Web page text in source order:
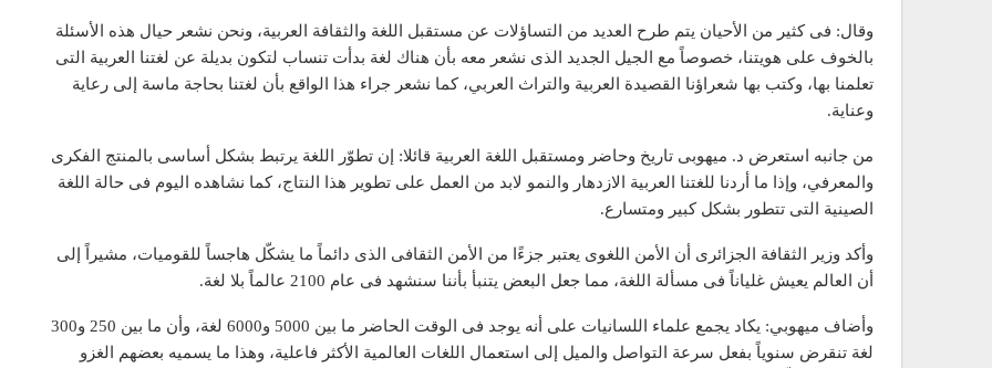
وقال: فى كثير من الأحيان يتم طرح العديد من التساؤلات عن مستقبل اللغة والثقافة العربية، ونحن نشعر حيال هذه الأسئلة
بالخوف على هويتنا، خصوصاً مع الجيل الجديد الذى نشعر معه بأن هناك لغة بدأت تنساب لتكون بديلة عن لغتنا العربية التى
تعلمنا بها، وكتب بها شعراؤنا القصيدة العربية والتراث العربي، كما نشعر جراء هذا الواقع بأن لغتنا بحاجة ماسة إلى رعاية
وعناية.
من جانبه استعرض د. ميهوبى تاريخ وحاضر ومستقبل اللغة العربية قائلا: إن تطوّر اللغة يرتبط بشكل أساسى بالمنتج الفكرى
والمعرفي، وإذا ما أردنا للغتنا العربية الازدهار والنمو لابد من العمل على تطوير هذا النتاج، كما نشاهده اليوم فى حالة اللغة
الصينية التى تتطور بشكل كبير ومتسارع.
وأكد وزير الثقافة الجزائرى أن الأمن اللغوى يعتبر جزءًا من الأمن الثقافى الذى دائماً ما يشكّل هاجساً للقوميات، مشيراً إلى
أن العالم يعيش غلياناً فى مسألة اللغة، مما جعل البعض يتنبأ بأننا سنشهد فى عام 2100 عالماً بلا لغة.
وأضاف ميهوبي: يكاد يجمع علماء اللسانيات على أنه يوجد فى الوقت الحاضر ما بين 5000 و6000 لغة، وأن ما بين 250 و300
لغة تنقرض سنوياً بفعل سرعة التواصل والميل إلى استعمال اللغات العالمية الأكثر فاعلية، وهذا ما يسميه بعضهم الغزو